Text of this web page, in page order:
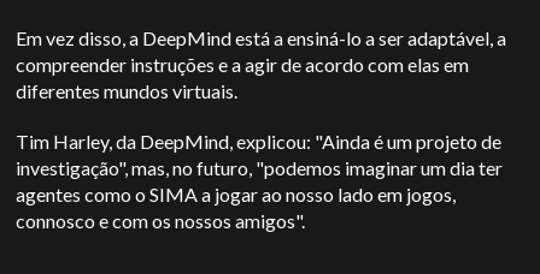
Em vez disso, a DeepMind está a ensiná-lo a ser adaptável, a
compreender instruções e a agir de acordo com elas em
diferentes mundos virtuais.
Tim Harley, da DeepMind, explicou: "Ainda é um projeto de
investigação", mas, no futuro, "podemos imaginar um dia ter
agentes como o SIMA a jogar ao nosso lado em jogos,
connosco e com os nossos amigos".